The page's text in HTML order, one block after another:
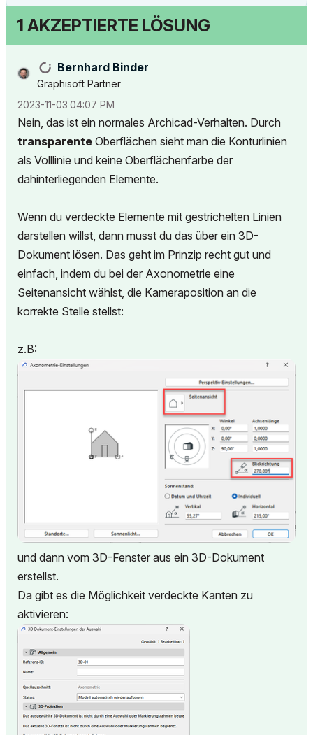
1 AKZEPTIERTE LÖSUNG
Bernhard Binder
Graphisoft Partner
‎2023-11-03 04:07 PM
Nein, das ist ein normales Archicad-Verhalten. Durch
transparente Oberflächen sieht man die Konturlinien
als Volllinie und keine Oberflächenfarbe der
dahinterliegenden Elemente.
Wenn du verdeckte Elemente mit gestrichelten Linien
darstellen willst, dann musst du das über ein 3D-
Dokument lösen. Das geht im Prinzip recht gut und
einfach, indem du bei der Axonometrie eine
Seitenansicht wählst, die Kameraposition an die
korrekte Stelle stellst:
z.B:
und dann vom 3D-Fenster aus ein 3D-Dokument
erstellst.
Da gibt es die Möglichkeit verdeckte Kanten zu
aktivieren: